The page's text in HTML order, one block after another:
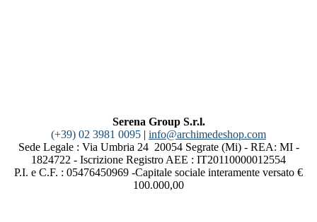
Serena Group S.r.l.
(+39) 02 3981 0095 | info@archimedeshop.com
Sede Legale : Via Umbria 24 20054 Segrate (Mi) - REA: MI -
1824722 - Iscrizione Registro AEE : IT20110000012554
P.I. e C.F. : 05476450969 -Capitale sociale interamente versato €
100.000,00